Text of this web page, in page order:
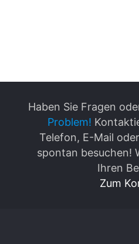
Haben Sie Fragen
Problem!
Telefon, E-Mail
spontan besuchen!
Ihren
Zum